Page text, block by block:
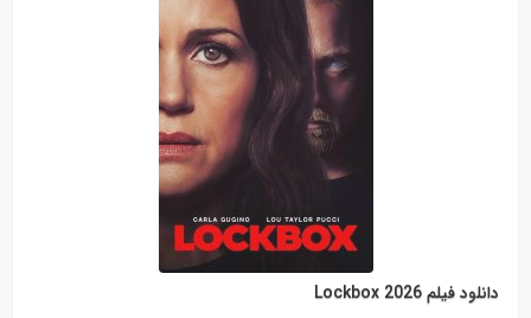
دانلود فیلم Lockbox 2026